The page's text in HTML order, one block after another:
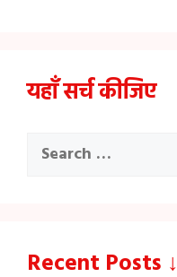
यहाँ सर्च कीजिए
Search
Recent Posts ↓